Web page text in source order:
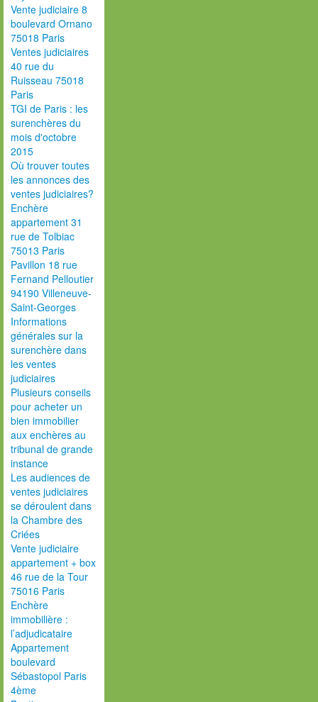
Vente judiciaire 8
boulevard Ornano
75018 Paris
Ventes judiciaires
40 rue du
Ruisseau 75018
Paris
TGI de Paris : les
surenchères du
mois d'octobre
2015
Où trouver toutes
les annonces des
ventes judiciaires?
Enchère
appartement 31
rue de Tolbiac
75013 Paris
Pavillon 18 rue
Fernand Pelloutier
94190 Villeneuve-
Saint-Georges
Informations
générales sur la
surenchère dans
les ventes
judiciaires
Plusieurs conseils
pour acheter un
bien immobilier
aux enchères au
tribunal de grande
instance
Les audiences de
ventes judiciaires
se déroulent dans
la Chambre des
Criées
Vente judiciaire
appartement + box
46 rue de la Tour
75016 Paris
Enchère
immobilière :
l’adjudicataire
Appartement
boulevard
Sébastopol Paris
4ème